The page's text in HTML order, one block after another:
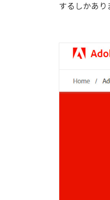
するしかあり